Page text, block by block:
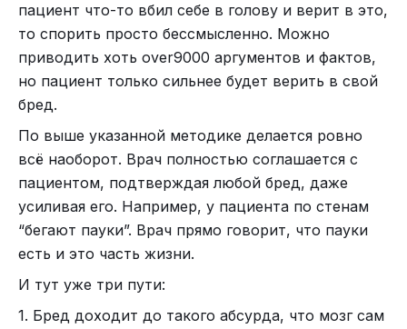
пациент что-то вбил себе в голову и верит в это,
то спорить просто бессмысленно. Можно
приводить хоть over9000 аргументов и фактов,
но пациент только сильнее будет верить в свой
бред.
По выше указанной методике делается ровно
всё наоборот. Врач полностью соглашается с
пациентом, подтверждая любой бред, даже
усиливая его. Например, у пациента по стенам
“бегают пауки”. Врач прямо говорит, что пауки
есть и это часть жизни.
И тут уже три пути:
1. Бред доходит до такого абсурда, что мозг сам